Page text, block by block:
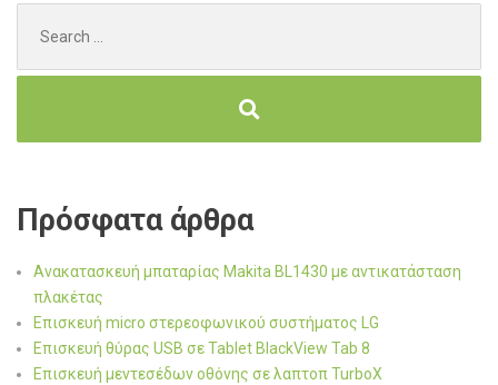
for:
Πρόσφατα άρθρα
Ανακατασκευή μπαταρίας Makita BL1430 με αντικατάσταση
πλακέτας
Επισκευή micro στερεοφωνικού συστήματος LG
Επισκευή θύρας USB σε Tablet BlackView Tab 8
Επισκευή μεντεσέδων οθόνης σε λαπτοπ TurboX